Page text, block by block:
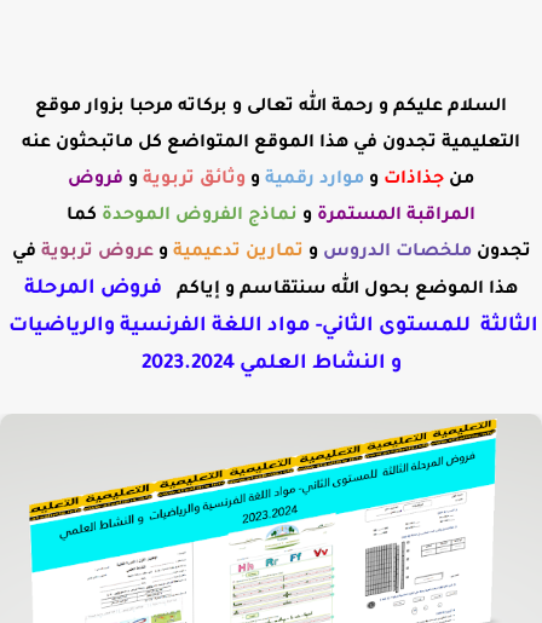
السلام عليكم و رحمة الله تعالى و بركاته مرحبا بزوار موقع
التعليمية تجدون في هذا الموقع المتواضع كل ماتبحثون عنه
من جذاذات و موارد رقمية و وثائق تربوية و فروض
المراقبة المستمرة و نماذج الفروض الموحدة كما
تجدونملخصات الدروس و تمارين تدعيمية وعروض تربوية في
هذا الموضع بحول الله سنتقاسم و إياكم
فروض المرحلة
الثالثة للمستوى الثاني- مواد اللغة الفرنسية والرياضيات
و النشاط العلمي 2023.2024